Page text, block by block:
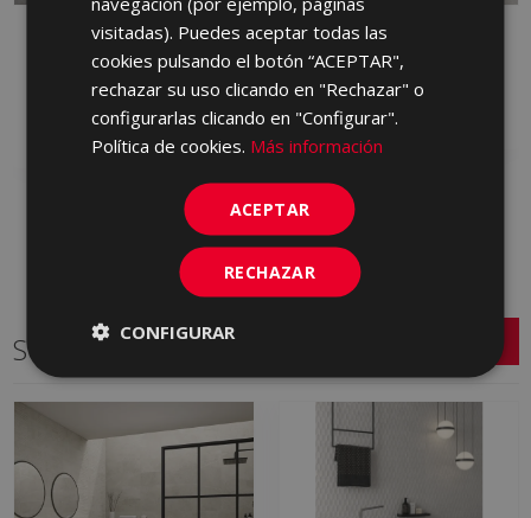
BLENDING GRAFITO 90
LBT770 | 90x90
Añadir a favoritos
BLENDING GRIS 90 X 90
LBT710 | 90x90
Series relacionadas
visitadas). Puedes aceptar todas las
cookies pulsando el botón “ACEPTAR",
rechazar su uso clicando en "Rechazar" o
configurarlas clicando en "Configurar".
Política de cookies. Más información
ACEPTAR
RECHAZAR
CONFIGURAR